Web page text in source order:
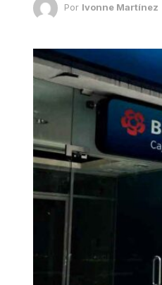
Por Ivonne Martínez